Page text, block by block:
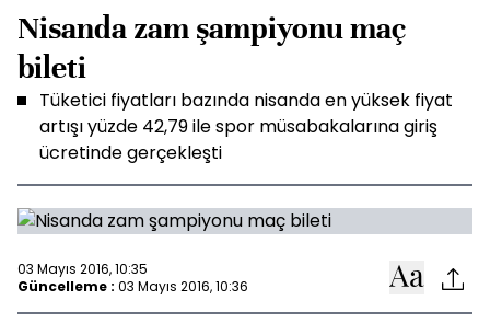
Nisanda zam şampiyonu maç
bileti
Tüketici fiyatları bazında nisanda en yüksek fiyat
artışı yüzde 42,79 ile spor müsabakalarına giriş
ücretinde gerçekleşti
03 Mayıs 2016, 10:35
Güncelleme : 03 Mayıs 2016, 10:36